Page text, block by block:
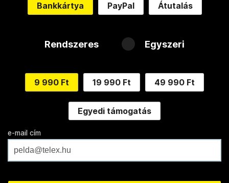
Bankkártya PayPal Átutalás
Rendszeres Egyszeri
9 990 Ft 19 990 Ft 49 990 Ft
Egyedi támogatás
e-mail cím